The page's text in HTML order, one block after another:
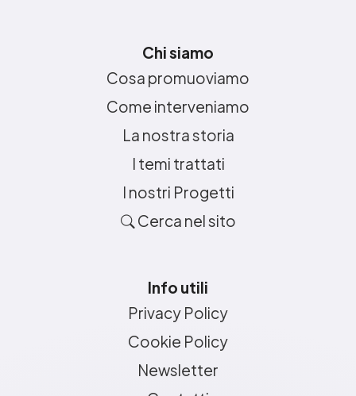
Chi siamo
Cosa promuoviamo
Come interveniamo
La nostra storia
I temi trattati
I nostri Progetti
Cerca nel sito
Info utili
Privacy Policy
Cookie Policy
Newsletter